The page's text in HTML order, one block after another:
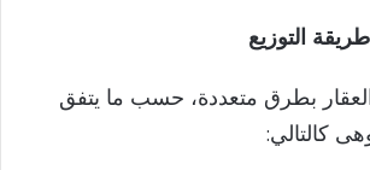
التوزيع
بطرق متعددة، حسب ما يتفق
كالتالي: